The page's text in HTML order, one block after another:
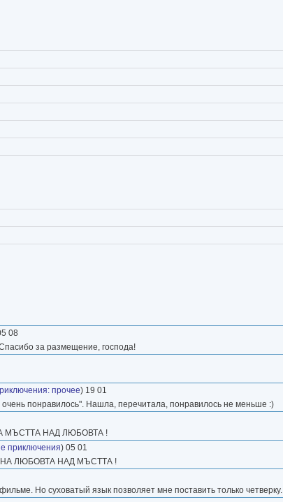
08
за размещение, господа!
прочее) 19 01
понравилось". Нашла, перечитала, понравилось не меньше :)
МЪСТТА НАД ЛЮБОВТА !
приключения) 05 01
ЛЮБОВТА НАД МЪСТТА !
Но суховатый язык позволяет мне поставить только четверку.